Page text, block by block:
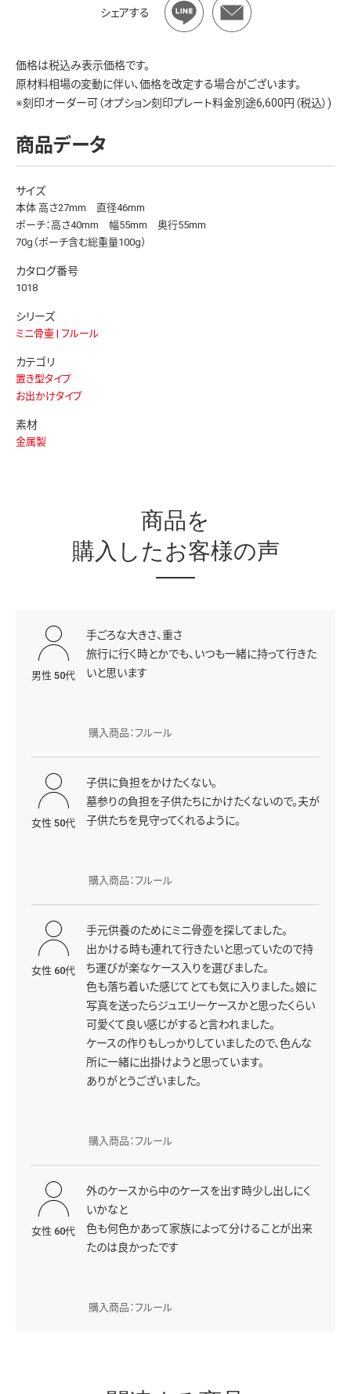
シェアする
価格は税込み表示価格です。
原材料相場の変動に伴い、価格を改定する場合がございます。
※刻印オーダー可（オプション刻印プレート料金別途6,600円（税込）)
商品データ
サイズ
本体 高さ27mm 直径46mm
ポーチ：高さ40mm 幅55mm 奥行55mm
70g（ポーチ含む総重量100g）
カタログ番号
1018
シリーズ
ミニ骨壷 | フルール
カテゴリ
置き型タイプ
お出かけタイプ
素材
金属製
商品を
購入したお客様の声
男性 50代
手ごろな大きさ、重さ
旅行に行く時とかでも、いつも一緒に持って行きた
いと思います
購入商品：フルール
女性 50代
子供に負担をかけたくない。
墓参りの負担を子供たちにかけたくないので。夫が
子供たちを見守ってくれるように。
購入商品：フルール
女性 60代
手元供養のためにミニ骨壺を探してました。
出かける時も連れて行きたいと思っていたので持
ち運びが楽なケース入りを選びました。
色も落ち着いた感じてとても気に入りました。娘に
写真を送ったらジュエリーケースかと思ったくらい
可愛くて良い感じがすると言われました。
ケースの作りもしっかりしていましたので、色んな
所に一緒に出掛けようと思っています。
ありがとうございました。
購入商品：フルール
女性 60代
外のケースから中のケースを出す時少し出しにく
いかなと
色も何色かあって家族によって分けることが出来
たのは良かったです
購入商品：フルール